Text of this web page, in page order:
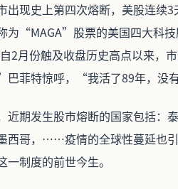
出现史上第四次熔断，美股连续
为“MAGA”股票的美国四大科
月份触及收盘历史高点以来，
菲特惊呼，“我活了89年，没有
近期发生股市熔断的国家包括：
西哥，……疫情的全球性蔓延也
制度的前世今生。